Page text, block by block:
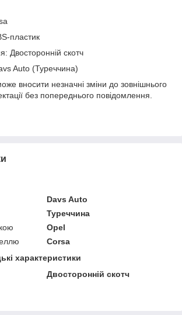
пластик
Двосторонній скотч
Auto (Туреччина)
вносити незначні зміни до зовнішнього
без попереднього повідомлення.
Davs Auto
Туреччина
Opel
Corsa
характеристики
Двосторонній скотч